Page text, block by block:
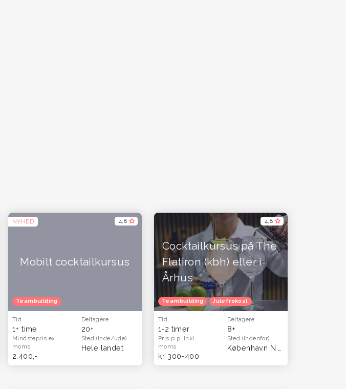
Oplevelsesgaver til ham og far - oplevelser og gavekort til mænd Oplevelsesgaver til par
4,8
NYHED
Mobilt cocktailkursus
Teambuilding
Tid
1+ time
Deltagere
20+
Mindstepris ex
moms
2.400,-
Sted (Inde/ude)
Hele landet
4,8
Cocktailkursus på The
Flatiron (kbh) eller i
Århus
Teambuilding Julefrokost
Tid
1-2 timer
Deltagere
8+
Pris p.p. Inkl.
moms
kr 300-400
Sted (Indenfor)